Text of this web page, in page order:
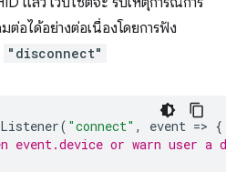
ต่อได้อย่างต่อเนื่องโดยการฟัง
"disconnect"
( "connect" , event => {
event.device or warn user